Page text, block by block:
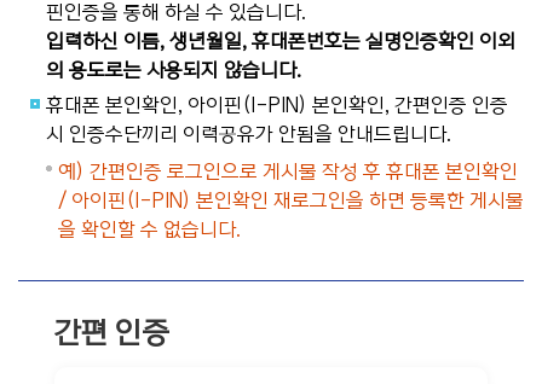
핀인증을 통해 하실 수 있습니다.
입력하신 이름, 생년월일, 휴대폰번호는 실명인증확인 이외
의 용도로는 사용되지 않습니다.
휴대폰 본인확인, 아이핀(I-PIN) 본인확인, 간편인증 인증
시 인증수단끼리 이력공유가 안됨을 안내드립니다.
예) 간편인증 로그인으로 게시물 작성 후 휴대폰 본인확인
/ 아이핀(I-PIN) 본인확인 재로그인을 하면 등록한 게시물
을 확인할 수 없습니다.
간편 인증